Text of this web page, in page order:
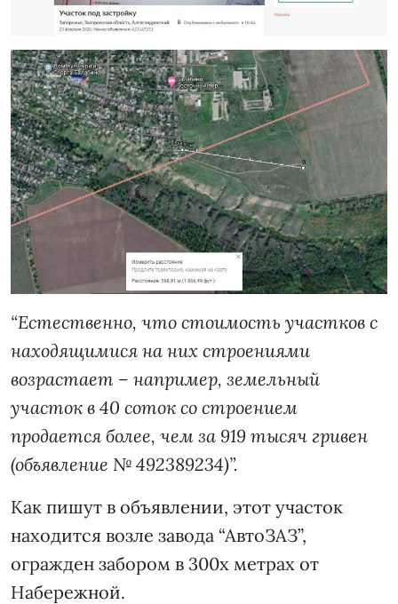
“Естественно, что стоимость участков с
находящимися на них строениями
возрастает – например, земельный
участок в 40 соток со строением
продается более, чем за 919 тысяч гривен
(объявление № 492389234)”.
Как пишут в объявлении, этот участок
находится возле завода “АвтоЗАЗ”,
огражден забором в 300х метрах от
Набережной.